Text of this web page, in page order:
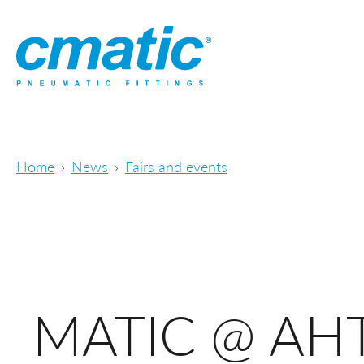
Home News Fairs and events
MATIC @